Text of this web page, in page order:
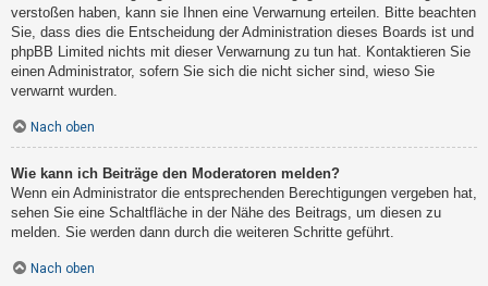
verstoßen haben, kann sie Ihnen eine Verwarnung erteilen. Bitte beachten
Sie, dass dies die Entscheidung der Administration dieses Boards ist und
phpBB Limited nichts mit dieser Verwarnung zu tun hat. Kontaktieren Sie
einen Administrator, sofern Sie sich die nicht sicher sind, wieso Sie
verwarnt wurden.
Nach oben
Wie kann ich Beiträge den Moderatoren melden?
Wenn ein Administrator die entsprechenden Berechtigungen vergeben hat,
sehen Sie eine Schaltfläche in der Nähe des Beitrags, um diesen zu
melden. Sie werden dann durch die weiteren Schritte geführt.
Nach oben